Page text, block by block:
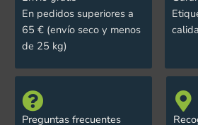
En pedidos superiores a
65 € (envío seco y menos
de 25 kg)
Preguntas frecuentes